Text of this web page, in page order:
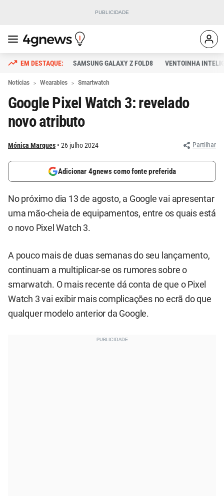
SAMSUNG GALAXY Z FOLD8 VENTOINHA
Notícias Wearables Smartwatch
Google Pixel Watch 3: revelado
novo atributo
Mónica Marques 26 julho 2024 Partilhar
Adicionar 4gnews como fonte preferida
No próximo dia 13 de agosto, a Google vai apresentar
uma mão-cheia de equipamentos, entre os quais está
o novo Pixel Watch 3.
A pouco mais de duas semanas do seu lançamento,
continuam a multiplicar-se os rumores sobre o
smarwatch. O mais recente dá conta de que o Pixel
Watch 3 vai exibir mais complicações no ecrã do que
qualquer modelo anterior da Google.